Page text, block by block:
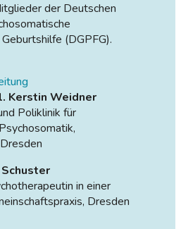
der Deutschen
(DGPFG).
Kerstin Weidner
Poliklinik für
in einer
Dresden